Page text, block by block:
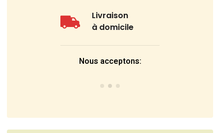
Livraison
à domicile
Nous acceptons: